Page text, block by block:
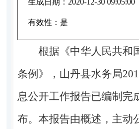
有效性： 是
根据《中华人民共和
条例》， 山丹县水务局201
息公开工作报告已编制完
布。本报告由概述，主动